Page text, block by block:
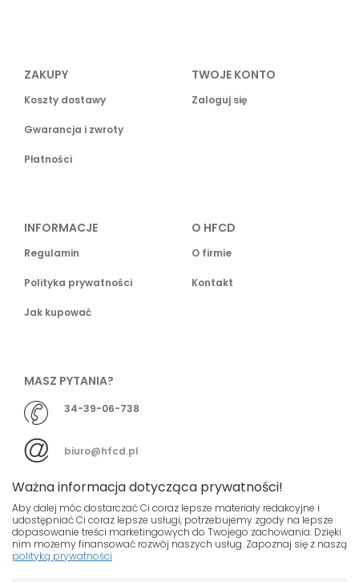
ZAKUPY
Koszty dostawy
Gwarancja i zwroty
Płatności
TWOJE KONTO
Zaloguj się
INFORMACJE
Regulamin
Polityka prywatności
Jak kupować
O HFCD
O firmie
Kontakt
MASZ PYTANIA?
34-39-06-738
biuro@hfcd.pl
© HFCD - HF Centrum Dystrybucyjne- Wszelkie prawa
Ważna informacja dotycząca prywatności!
Aby dalej móc dostarczać Ci coraz lepsze materiały redakcyjne i
udostępniać Ci coraz lepsze usługi, potrzebujemy zgody na lepsze
dopasowanie treści marketingowych do Twojego zachowania. Dzięki
nim możemy finansować rozwój naszych usług. Zapoznaj się z naszą
polityką prywatności